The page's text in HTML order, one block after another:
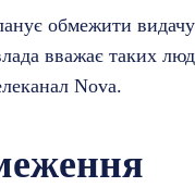
обмежити
вважає таких
Nova.